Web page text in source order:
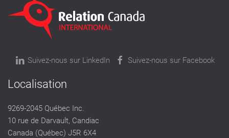
Suivez-nous sur LinkedIn Suivez-nous sur Facebook
Localisation
9269-2045 Québec Inc.
10 rue de Darvault, Candiac
Canada (Québec) J5R 6X4